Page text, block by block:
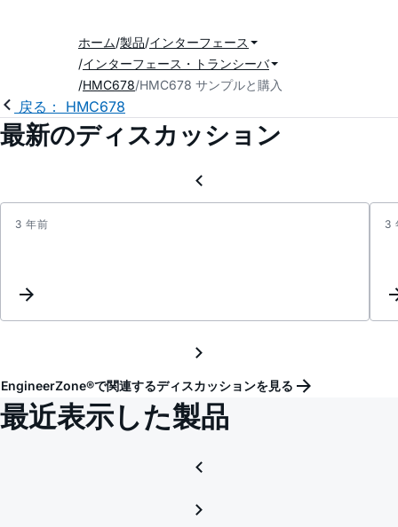
ホーム 製品 インターフェース
インターフェース・トランシーバ
HMC678 HMC678 サンプルと購入
戻る： HMC678
最新のディスカッション
3 年前 3
EngineerZone®で関連するディスカッションを見る
最近表示した製品